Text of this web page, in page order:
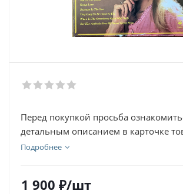
Перед покупкой просьба
детальным описанием в карточке
Подробнее
1 900 ₽/шт